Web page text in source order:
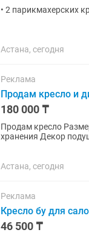
• 2 парикмахерских
Астана, сегодня
Реклама
Продам кресло и
180 000 ₸
Продам кресло
хранения Декор подушки -1шт Диван в собранном виде: 165100 В
Астана, сегодня
Реклама
Кресло бу для
46 500 ₸